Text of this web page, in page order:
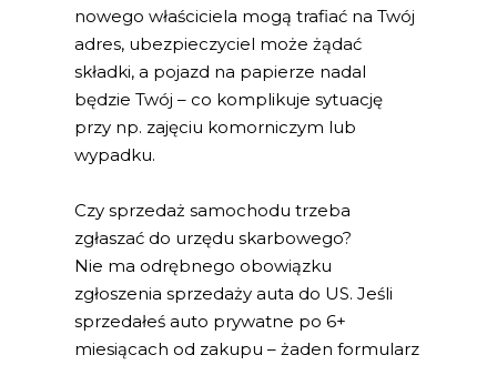
nowego właściciela mogą trafiać na Twój
adres, ubezpieczyciel może żądać
składki, a pojazd na papierze nadal
będzie Twój – co komplikuje sytuację
przy np. zajęciu komorniczym lub
wypadku.
Czy sprzedaż samochodu trzeba
zgłaszać do urzędu skarbowego?
Nie ma odrębnego obowiązku
zgłoszenia sprzedaży auta do US. Jeśli
sprzedałeś auto prywatne po 6+
miesiącach od zakupu – żaden formularz